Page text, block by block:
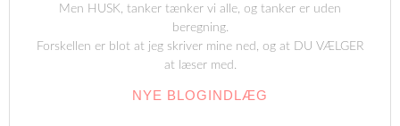
Men HUSK, tanker tænker vi alle, og tanker er uden
beregning.
Forskellen er blot at jeg skriver mine ned, og at DU VÆLGER
at læser med.
NYE BLOGINDLÆG